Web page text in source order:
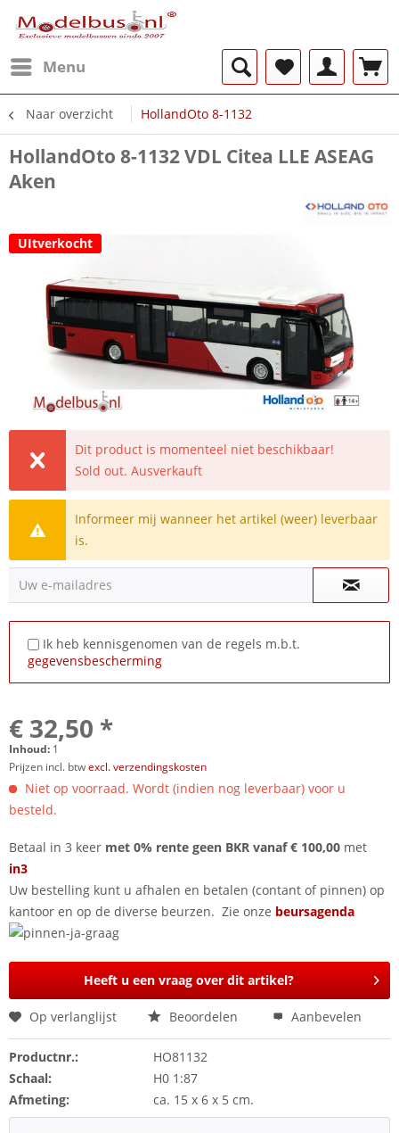
Menu
Naar overzicht HollandOto 8-1132
HollandOto 8-1132 VDL Citea LLE ASEAG
Aken
UItverkocht
Dit product is momenteel niet beschikbaar!
Sold out. Ausverkauft
Informeer mij wanneer het artikel (weer) leverbaar
is.
Uw e-mailadres
Ik heb kennisgenomen van de regels m.b.t.
gegevensbescherming
€ 32,50 *
Inhoud: 1
Prijzen incl. btwexcl. verzendingskosten
Niet op voorraad. Wordt (indien nog leverbaar) voor u
besteld.
Betaal in 3 keer met 0% rente geen BKR vanaf € 100,00 met
in3
Uw bestelling kunt u afhalen en betalen (contant of pinnen) op
kantoor en op de diverse beurzen. Zie onze beursagenda
Heeft u een vraag over dit artikel?
Op verlanglijst Beoordelen Aanbevelen
Productnr.:
HO81132
Schaal:
H0 1:87
Afmeting:
ca. 15 x 6 x 5 cm.